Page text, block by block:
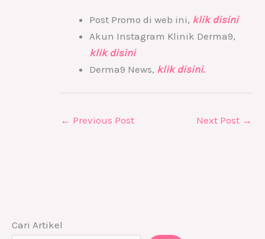
Cari Artikel
Post Promo di web ini, klik disini
Akun Instagram Klinik Derma9,
klik disini
Derma9 News, klik disini.
← Previous Post Next Post →